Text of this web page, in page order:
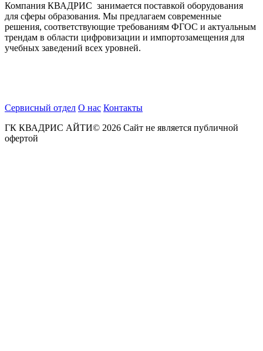
Компания КВАДРИС занимается поставкой оборудования
для сферы образования. Мы предлагаем современные
решения, соответствующие требованиям ФГОС и актуальным
трендам в области цифровизации и импортозамещения для
учебных заведений всех уровней.
Сервисный отдел О нас Контакты
ГК КВАДРИС АЙТИ© 2026 Сайт не является публичной
офертой